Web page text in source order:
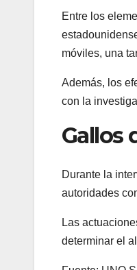
Entre los
móviles, una
Además, los
con la
Gallos
Durante la
autoridades
Las
determinar el